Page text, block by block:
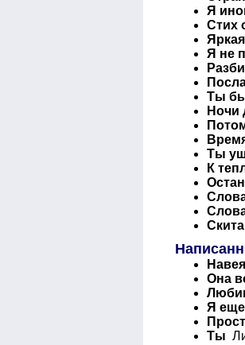
Я
Стих
Я не
Ты
Ночи
Ты
К
Она
Я еще
Ты